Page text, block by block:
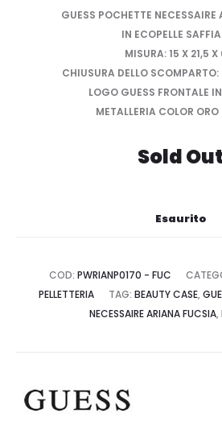
GUESS POCHETTE
IN ECOPELLE
MISURA: 15 X 21,5 X
CHIUSURA DELLO SCOMPARTO:
LOGO GUESS FRONTALE
METALLERIA COLOR ORO
Sold Out
Esaurito
COD: PWRIANP0170 - FUC
PELLETTERIA
TAG: BEAUTY CASE,
NECESSAIRE ARIANA FUCSIA,